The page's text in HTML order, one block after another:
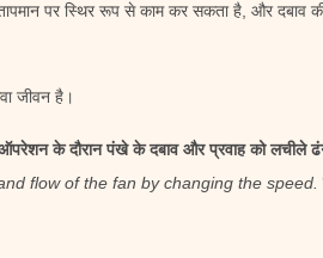
पर स्थिर रूप से काम कर सकता है, और दबाव
जीवन है।
के दौरान पंखे के दबाव और प्रवाह को लचीले
flow of the fan by changing the speed.